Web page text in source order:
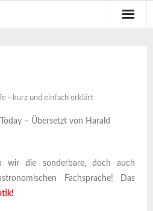
- kurz und einfach erklärt
– Übersetzt von Harald
wir die sonderbare, doch auch
Fachsprache! Das